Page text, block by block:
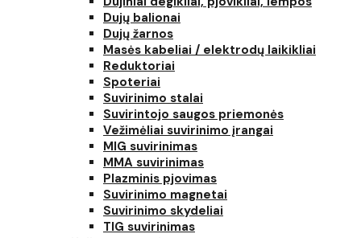
Dujų balionai
Dujų žarnos
Masės kabeliai / elektrodų laikikliai
Reduktoriai
Spoteriai
Suvirinimo stalai
Suvirintojo saugos priemonės
Vežimėliai suvirinimo įrangai
MIG suvirinimas
MMA suvirinimas
Plazminis pjovimas
Suvirinimo magnetai
Suvirinimo skydeliai
TIG suvirinimas